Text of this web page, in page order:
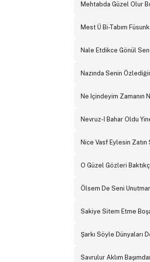
Mehtabda Güzel Olur
Mest Ü Bi-Tabım
Nale Etdikce Gönül
Nazında Senin
Ne Içindeyim Zamanın
Nevruz-I Bahar Oldu
Nice Vasf Eylesin
O Güzel Gözleri
Ölsem De Seni
Sakiye Sitem Etme
Şarkı Söyle Dünyaları
Savrulur Aklım